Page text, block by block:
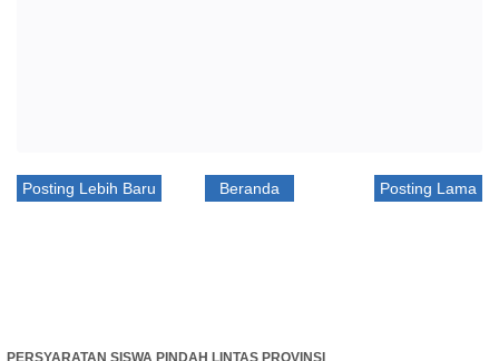
Posting Lebih Baru Posting Lama
Beranda
PERSYARATAN SISWA PINDAH LINTAS PROVINSI